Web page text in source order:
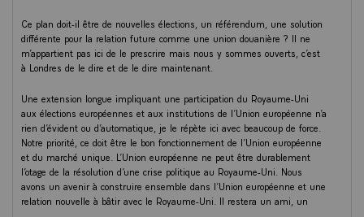
Ce plan doit-il être de nouvelles élections, un référendum, une solution
différente pour la relation future comme une union douanière ? Il ne
m’appartient pas ici de le prescrire mais nous y sommes ouverts, c’est
à Londres de le dire et de le dire maintenant.
Une extension longue impliquant une participation du Royaume-Uni
aux élections européennes et aux institutions de l’Union européenne n’a
rien d’évident ou d’automatique, je le répète ici avec beaucoup de force.
Notre priorité, ce doit être le bon fonctionnement de l’Union européenne
et du marché unique. L’Union européenne ne peut être durablement
l’otage de la résolution d’une crise politique au Royaume-Uni. Nous
avons un avenir à construire ensemble dans l’Union européenne et une
relation nouvelle à bâtir avec le Royaume-Uni. Il restera un ami, un